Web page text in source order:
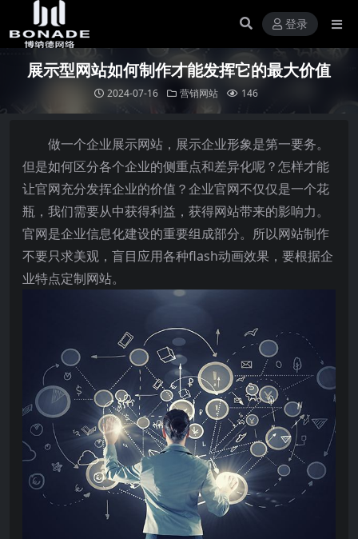
登录
展示型网站如何制作才能发挥它的最大价值
2024-07-16 营销网站 146
做一个企业展示网站，展示企业形象是第一要务。
但是如何区分各个企业的侧重点和差异化呢？怎样才能
让官网充分发挥企业的价值？企业官网不仅仅是一个花
瓶，我们需要从中获得利益，获得网站带来的影响力。
官网是企业信息化建设的重要组成部分。所以网站制作
不要只求美观，盲目应用各种flash动画效果，要根据企
业特点定制网站。